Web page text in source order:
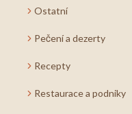
Ostatní
Pečení a dezerty
Recepty
Restaurace a podniky